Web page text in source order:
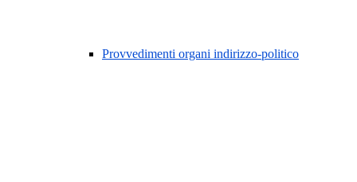
Provvedimenti organi indirizzo-politico